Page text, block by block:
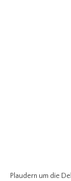
Plaudern um die